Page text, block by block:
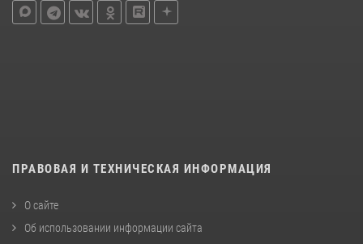
ПРАВОВАЯ И ТЕХНИЧЕСКАЯ ИНФОРМАЦИЯ
О сайте
Об использовании информации сайта